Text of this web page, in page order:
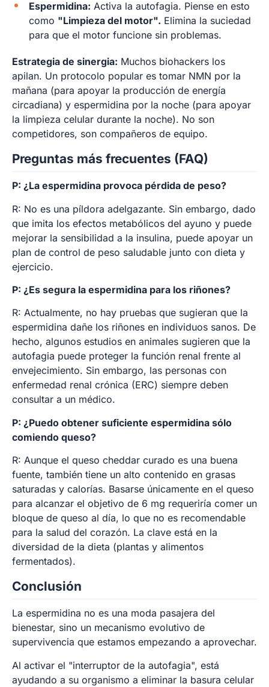
Espermidina: Activa la autofagia. Piense en esto
como "Limpieza del motor". Elimina la suciedad
para que el motor funcione sin problemas.
Estrategia de sinergia: Muchos biohackers los
apilan. Un protocolo popular es tomar NMN por la
mañana (para apoyar la producción de energía
circadiana) y espermidina por la noche (para apoyar
la limpieza celular durante la noche). No son
competidores, son compañeros de equipo.
Preguntas más frecuentes (FAQ)
P: ¿La espermidina provoca pérdida de peso?
R: No es una píldora adelgazante. Sin embargo, dado
que imita los efectos metabólicos del ayuno y puede
mejorar la sensibilidad a la insulina, puede apoyar un
plan de control de peso saludable junto con dieta y
ejercicio.
P: ¿Es segura la espermidina para los riñones?
R: Actualmente, no hay pruebas que sugieran que la
espermidina dañe los riñones en individuos sanos. De
hecho, algunos estudios en animales sugieren que la
autofagia puede proteger la función renal frente al
envejecimiento. Sin embargo, las personas con
enfermedad renal crónica (ERC) siempre deben
consultar a un médico.
P: ¿Puedo obtener suficiente espermidina sólo
comiendo queso?
R: Aunque el queso cheddar curado es una buena
fuente, también tiene un alto contenido en grasas
saturadas y calorías. Basarse únicamente en el queso
para alcanzar el objetivo de 6 mg requeriría comer un
bloque de queso al día, lo que no es recomendable
para la salud del corazón. La clave está en la
diversidad de la dieta (plantas y alimentos
fermentados).
Conclusión
La espermidina no es una moda pasajera del
bienestar, sino un mecanismo evolutivo de
supervivencia que estamos empezando a aprovechar.
Al activar el "interruptor de la autofagia", está
ayudando a su organismo a eliminar la basura celular